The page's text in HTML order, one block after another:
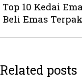
Top 10 Kedai
Beli Emas
Related posts